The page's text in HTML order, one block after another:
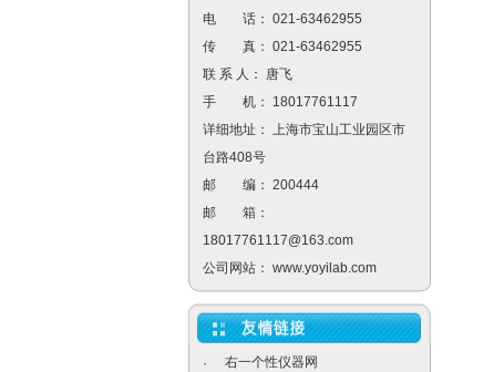
电 话： 021-63462955
传 真： 021-63462955
联 系 人： 唐飞
手 机： 18017761117
详细地址： 上海市宝山工业园区市
台路408号
邮 编： 200444
邮 箱：
18017761117@163.com
公司网站： www.yoyilab.com
· 右一个性仪器网